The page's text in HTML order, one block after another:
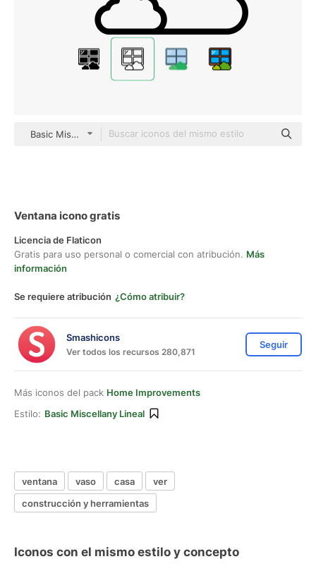
Basic Miscellany Lineal
Ventana icono gratis
Licencia de Flaticon
Gratis para uso personal o comercial con atribución. Más
información
Se requiere atribución ¿Cómo atribuir?
Smashicons
Ver todos los recursos 280,871
Seguir
Más iconos del pack Home Improvements
Estilo: Basic Miscellany Lineal
ventana vaso casa
ver
construcción y herramientas
Iconos con el mismo estilo y concepto